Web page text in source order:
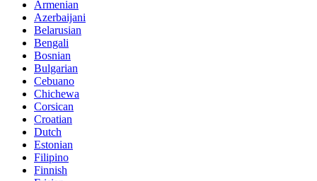
Armenian
Azerbaijani
Belarusian
Bengali
Bosnian
Bulgarian
Cebuano
Chichewa
Corsican
Croatian
Dutch
Estonian
Filipino
Finnish